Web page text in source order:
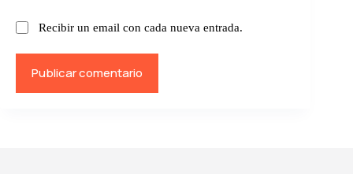
Recibir un email con cada nueva entrada.
Publicar comentario